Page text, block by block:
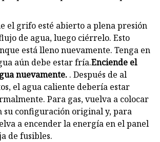
el grifo esté abierto a plena presión
de agua, luego ciérrelo. Esto
está lleno nuevamente. Tenga en
aún debe estar fría.Enciende el
nuevamente. . Después de al
el agua caliente debería estar
Para gas, vuelva a colocar
su configuración original y, para
a encender la energía en el panel
de fusibles.